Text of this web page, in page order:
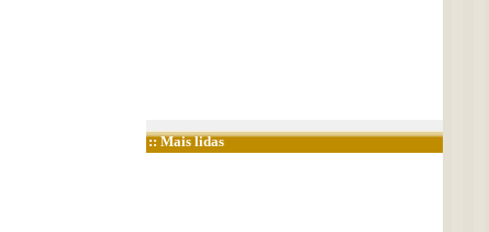
:: Mais lidas